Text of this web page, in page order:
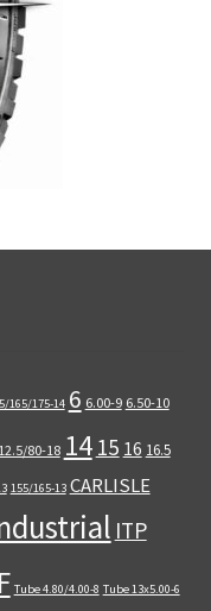
165/175-14 6 6.00-9 6.50-10
12.5/80-18 14 15 16 16.5
155/165-13 CARLISLE
ITP
Tube 4.80/4.00-8 Tube 13x5.00-6